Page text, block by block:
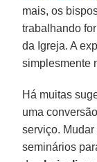
mais, os
trabalhando
da Igreja. A
simplesmente
Há muitas
uma
serviço.
seminários